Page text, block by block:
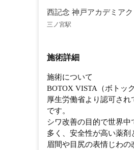
西記念 神戸アカデミア
三ノ宮駅
施術詳細
施術について
BOTOX VISTA（ボトッ
厚生労働省より認可され
です。
シワ改善の目的で世界
多く、安全性が高い薬剤
眉間や目尻の表情じわ